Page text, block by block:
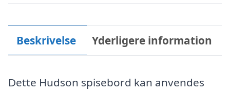
Beskrivelse Yderligere information
Dette Hudson spisebord kan anvendes